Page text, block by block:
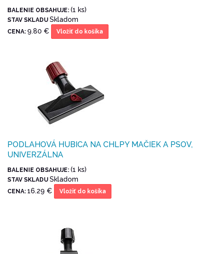
BALENIE OBSAHUJE: (1 ks)
STAV SKLADU Skladom
CENA: 9.80 € Vložiť do košíka
PODLAHOVÁ HUBICA NA CHLPY MAČIEK A PSOV,
UNIVERZÁLNA
BALENIE OBSAHUJE: (1 ks)
STAV SKLADU Skladom
CENA: 16.29 € Vložiť do košíka